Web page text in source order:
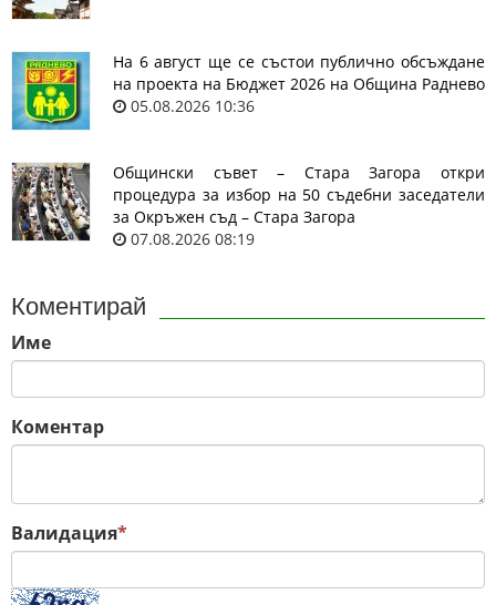
На 6 август ще се състои публично обсъждане
на проекта на Бюджет 2026 на Община Раднево
05.08.2026 10:36
Общински съвет – Стара Загора откри
процедура за избор на 50 съдебни заседатели
за Окръжен съд – Стара Загора
07.08.2026 08:19
Коментирай
Име
Коментар
Валидация*